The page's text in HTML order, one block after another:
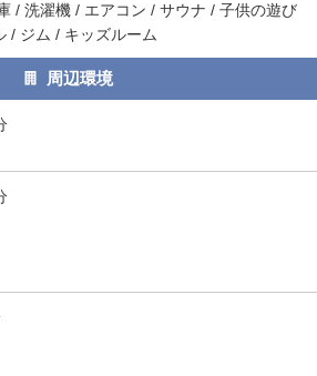
/ 洗濯機 / エアコン / サウナ / 子供の遊び
/ ジム / キッズルーム
周辺環境